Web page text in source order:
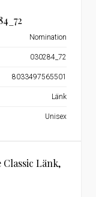
Länk,
Nomination
030284_72
8033497565501
Länk
Unisex